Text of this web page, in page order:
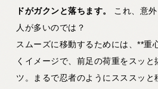
ドがガクンと落ちます。
これ、意
人が多いのでは？
スムーズに移動するためには、**重
くイメージで、前足の荷重をスッと
ツ。まるで忍者のようにスススッと